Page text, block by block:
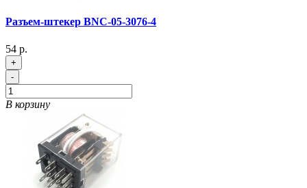
Разъем-штекер BNC-05-3076-4
54 р.
+
-
В корзину